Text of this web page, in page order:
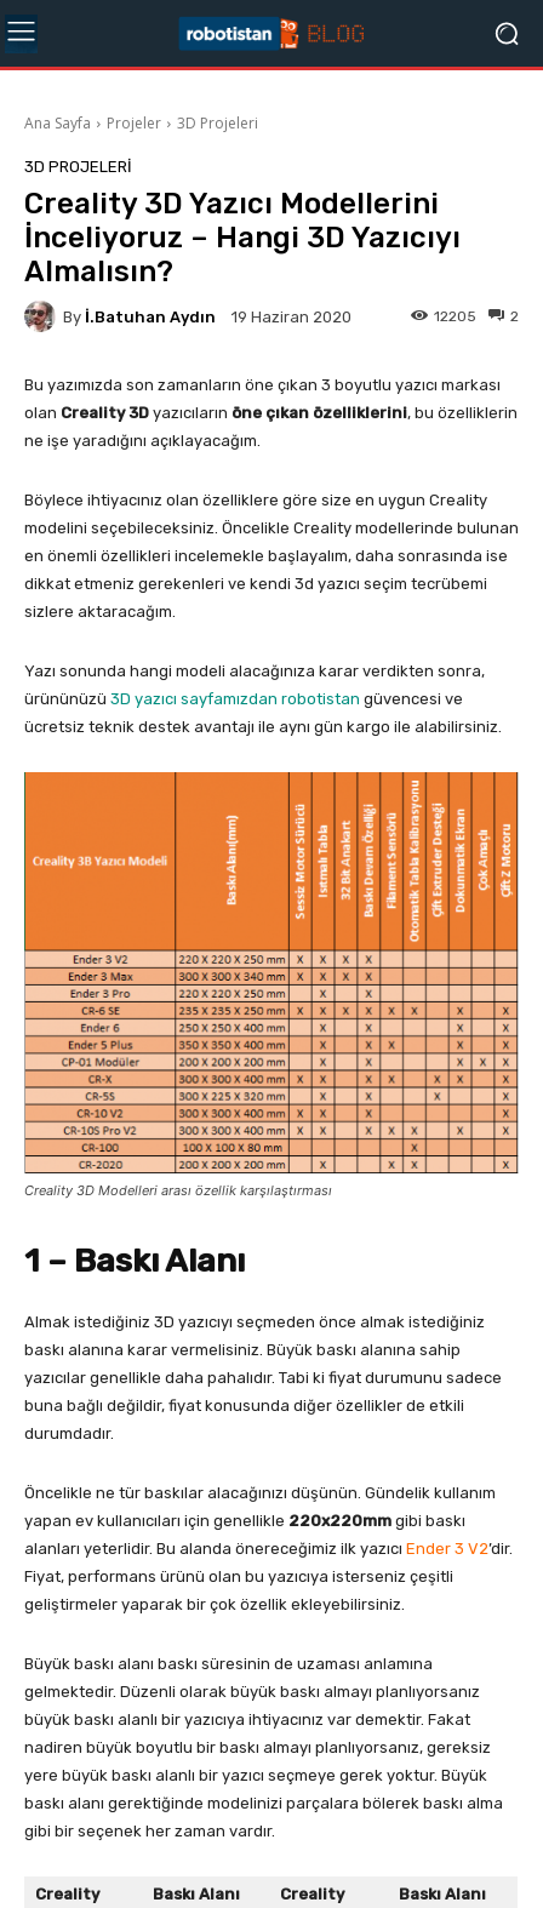
Ana Sayfa Projeler 3D Projeleri
3D PROJELERI
Creality 3D Yazıcı Modellerini
İnceliyoruz – Hangi 3D Yazıcıyı
Almalısın?
By İ.Batuhan Aydın 19 Haziran 2020 2
12205
Bu yazımızda son zamanların öne çıkan 3 boyutlu yazıcı markası
olan Creality 3D yazıcıların öne çıkan özelliklerini, bu özelliklerin
ne işe yaradığını açıklayacağım.
Böylece ihtiyacınız olan özelliklere göre size en uygun Creality
modelini seçebileceksiniz. Öncelikle Creality modellerinde bulunan
en önemli özellikleri incelemekle başlayalım, daha sonrasında ise
dikkat etmeniz gerekenleri ve kendi 3d yazıcı seçim tecrübemi
sizlere aktaracağım.
Yazı sonunda hangi modeli alacağınıza karar verdikten sonra,
ürününüzü 3D yazıcı sayfamızdan robotistan güvencesi ve
ücretsiz teknik destek avantajı ile aynı gün kargo ile alabilirsiniz.
Creality 3D Modelleri arası özellik karşılaştırması
1 – Baskı Alanı
Almak istediğiniz 3D yazıcıyı seçmeden önce almak istediğiniz
baskı alanına karar vermelisiniz. Büyük baskı alanına sahip
yazıcılar genellikle daha pahalıdır. Tabi ki fiyat durumunu sadece
buna bağlı değildir, fiyat konusunda diğer özellikler de etkili
durumdadır.
Öncelikle ne tür baskılar alacağınızı düşünün. Gündelik kullanım
yapan ev kullanıcıları için genellikle 220x220mm gibi baskı
alanları yeterlidir. Bu alanda önereceğimiz ilk yazıcı Ender 3 V2’dir.
Fiyat, performans ürünü olan bu yazıcıya isterseniz çeşitli
geliştirmeler yaparak bir çok özellik ekleyebilirsiniz.
Büyük baskı alanı baskı süresinin de uzaması anlamına
gelmektedir. Düzenli olarak büyük baskı almayı planlıyorsanız
büyük baskı alanlı bir yazıcıya ihtiyacınız var demektir. Fakat
nadiren büyük boyutlu bir baskı almayı planlıyorsanız, gereksiz
yere büyük baskı alanlı bir yazıcı seçmeye gerek yoktur. Büyük
baskı alanı gerektiğinde modelinizi parçalara bölerek baskı alma
gibi bir seçenek her zaman vardır.
Creality
Baskı Alanı
Creality
Baskı Alanı